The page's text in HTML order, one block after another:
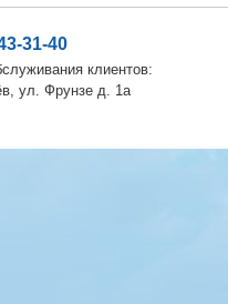
31-40
клиентов:
ул. Фрунзе д. 1а